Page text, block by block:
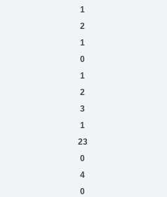
1
2
1
0
1
2
3
1
23
0
4
0